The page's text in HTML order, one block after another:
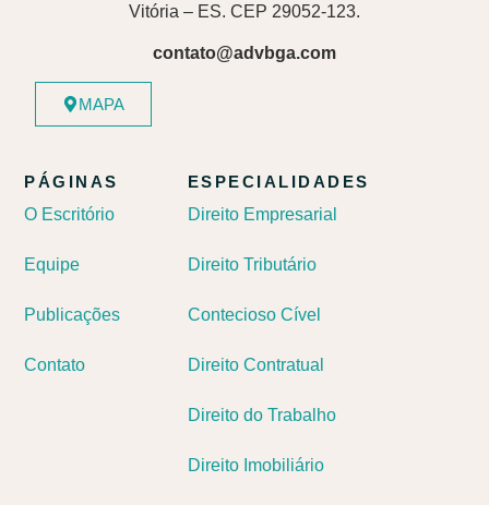
PÁGINAS
O Escritório
Equipe
Publicações
Contato
ESPECIALIDADES
Direito Empresarial
Direito Tributário
Contecioso Cível
Direito Contratual
Direito do Trabalho
Direito Imobiliário
Vitória – ES. CEP 29052-123.
contato@advbga.com
MAPA